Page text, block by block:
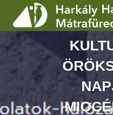
SZOLGÁLTATÁSOK
PROGRAMOK
HÍREK